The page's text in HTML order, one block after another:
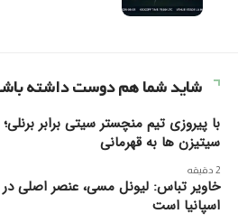
شاید شما هم دوست داشته
با پیروزی تیم منچستر سیتی برابر
سیتیزن ها به قهرمانی
2 دقیقه
خاویر تباس: لیونل مسی، عنصر اصلی در
اسپانیا است